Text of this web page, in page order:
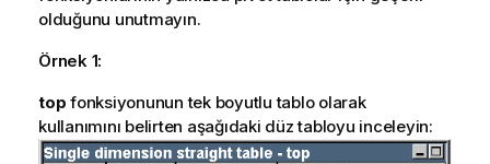
olduğunu unutmayın.
Örnek 1:
top fonksiyonunun tek boyutlu tablo olarak
kullanımını belirten aşağıdaki düz tabloyu inceleyin: